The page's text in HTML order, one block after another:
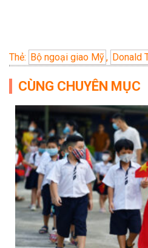
Thẻ: Bộ ngoại giao Mỹ, Donald
CÙNG CHUYÊN MỤC